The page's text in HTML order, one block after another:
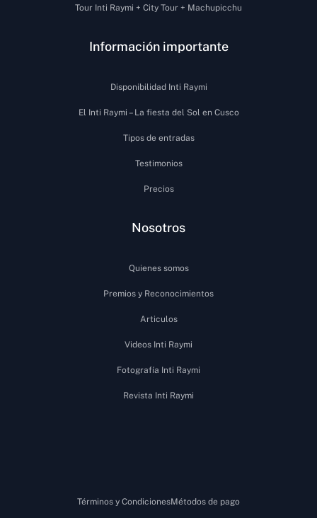
Tour Inti Raymi + City Tour + Machupicchu
Información importante
Disponibilidad Inti Raymi
El Inti Raymi – La fiesta del Sol en Cusco
Tipos de entradas
Testimonios
Precios
Nosotros
Quienes somos
Premios y Reconocimientos
Articulos
Videos Inti Raymi
Fotografía Inti Raymi
Revista Inti Raymi
Términos y CondicionesMétodos de pago